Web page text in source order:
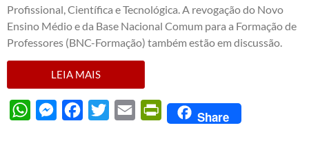
Profissional, Científica e Tecnológica. A revogação do Novo
Ensino Médio e da Base Nacional Comum para a Formação de
Professores (BNC-Formação) também estão em discussão.
LEIA MAIS
WhatsAppMessengerFacebook
Twitter Email PrintFriendly
Share